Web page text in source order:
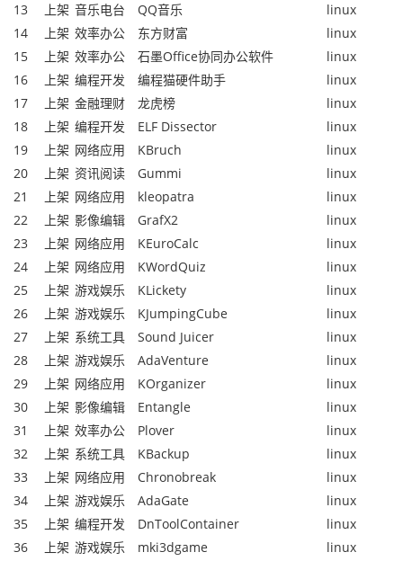
13
上架 音乐电台 QQ音乐
linux
14
上架 效率办公 东方财富
linux
15
上架 效率办公 石墨Office协同办公软件
linux
16
上架 编程开发 编程猫硬件助手
linux
17
上架 金融理财 龙虎榜
linux
18
上架 编程开发 ELF Dissector
linux
19
上架 网络应用 KBruch
linux
20
上架 资讯阅读 Gummi
linux
21
上架 网络应用 kleopatra
linux
22
上架 影像编辑 GrafX2
linux
23
上架 网络应用 KEuroCalc
linux
24
上架 网络应用 KWordQuiz
linux
25
上架 游戏娱乐 KLickety
linux
26
上架 游戏娱乐 KJumpingCube
linux
27
上架 系统工具 Sound Juicer
linux
28
上架 游戏娱乐 AdaVenture
linux
29
上架 网络应用 KOrganizer
linux
30
上架 影像编辑 Entangle
linux
31
上架 效率办公 Plover
linux
32
上架 系统工具 KBackup
linux
33
上架 网络应用 Chronobreak
linux
34
上架 游戏娱乐 AdaGate
linux
35
上架 编程开发 DnToolContainer
linux
36
上架 游戏娱乐 mki3dgame
linux